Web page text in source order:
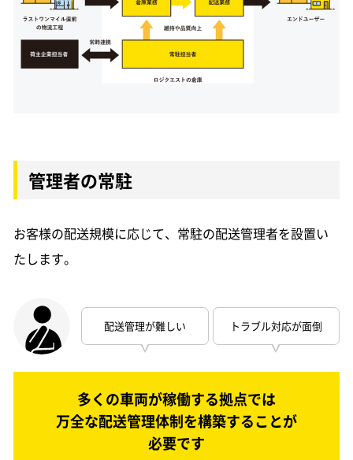
管理者の常駐
お客様の配送規模に応じて、常駐の配送管理者を設置い
たします。
配送管理が難しい トラブル対応が面倒
多くの車両が稼働する拠点では
万全な配送管理体制を構築することが
必要です